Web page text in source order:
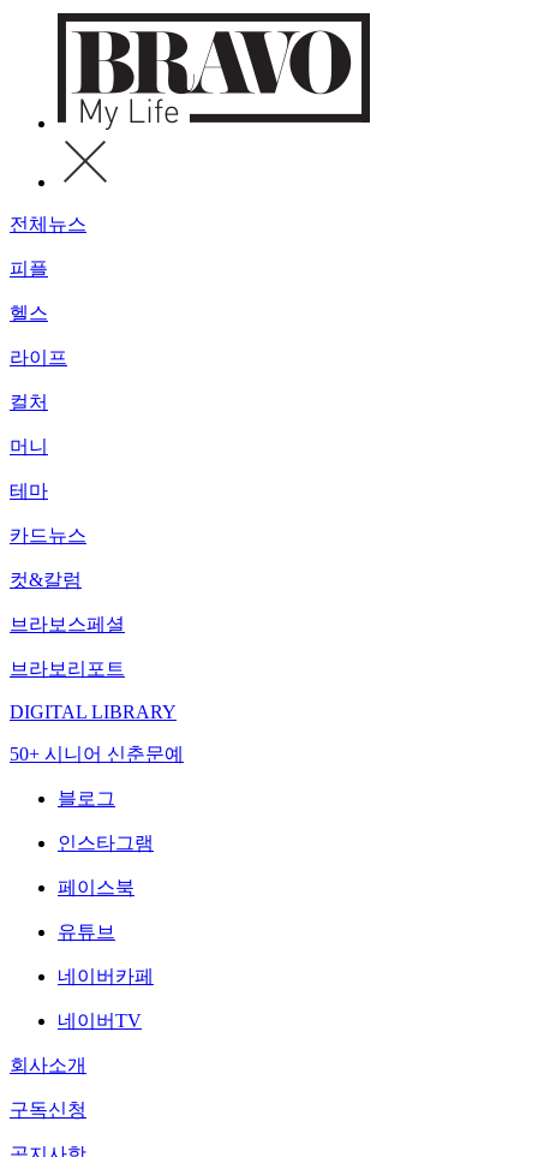
전체뉴스
피플
헬스
라이프
컬처
머니
테마
카드뉴스
컷&칼럼
브라보스페셜
브라보리포트
DIGITAL LIBRARY
50+ 시니어 신춘문예
블로그
인스타그램
페이스북
유튜브
네이버카페
네이버TV
회사소개
구독신청